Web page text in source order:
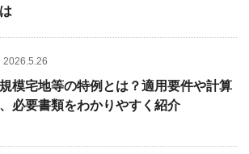
2026.5.26
模宅地等の特例とは？適用要件や計算
必要書類をわかりやすく紹介